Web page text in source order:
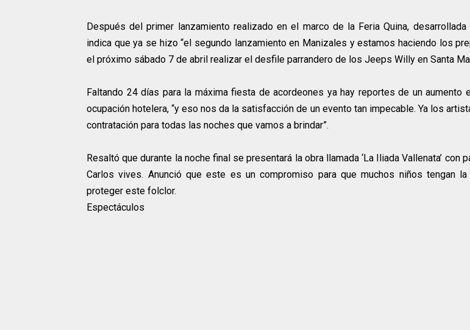
Después del primer lanzamiento realizado en el marco de la Feria Quina, desarrollada
indica que ya se hizo “el segundo lanzamiento en Manizales y estamos haciendo los
el próximo sábado 7 de abril realizar el desfile parrandero de los Jeeps Willy en Santa
Faltando 24 días para la máxima fiesta de acordeones ya hay reportes de un aumento
ocupación hotelera, “y eso nos da la satisfacción de un evento tan impecable. Ya los
contratación para todas las noches que vamos a brindar”.
Resaltó que durante la noche final se presentará la obra llamada ‘La Iliada Vallenata’ con
Carlos vives. Anunció que este es un compromiso para que muchos niños tengan
proteger este folclor.
Espectáculos